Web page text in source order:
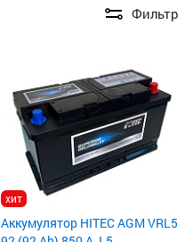
Фильтр
хит
Аккумулятор HITEC AGM VRL5